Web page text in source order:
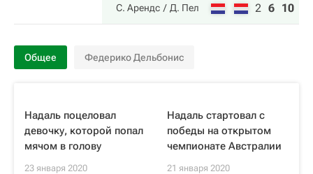
С. Арендс Д. Пел 2 6 10
Общее Федерико Дельбонис
Надаль поцеловал
девочку, которой попал
мячом в голову
23 января 2020
Надаль стартовал с
победы на открытом
чемпионате Австралии
21 января 2020